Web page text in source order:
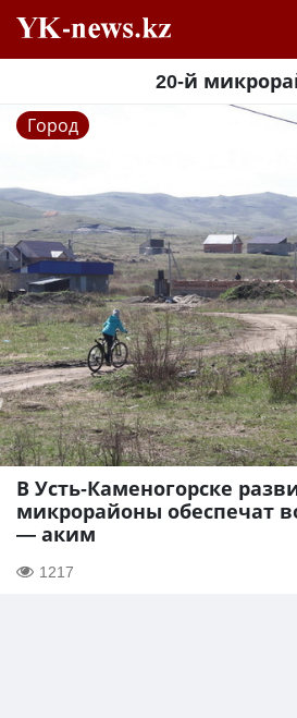
20-й
Город
В Усть-Каменогорске
микрорайоны обеспечат
— аким
1217